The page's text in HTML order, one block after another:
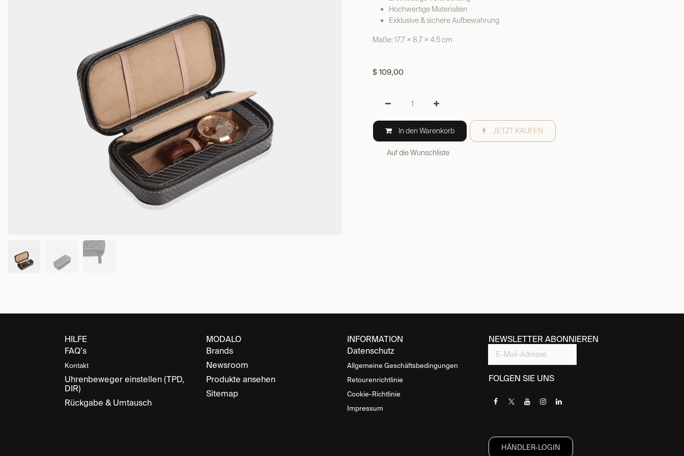
Hochwertige Materialien
Exklusive & sichere Aufbewahrung
Maße: 17.7 × 8.7 × 4.5 cm
$ 109,00
In den Warenkorb JETZT KAUFEN
Auf die Wunschliste
MODALO
Brands
Newsroom
Produkte ansehen
Sitemap
NEWSLETTER ABONNIEREN
FOLGEN SIE UNS
HILFE
FAQ’s
Kontakt
Uhrenbeweger einstellen (TPD,
DIR)
Rückgabe & Umtausch
INFORMATION
Datenschutz
Allgemeine Geschäftsbedingungen
Retourenrichtlinie
Cookie-Richtlinie
Impressum
HÄNDLER-LOGIN